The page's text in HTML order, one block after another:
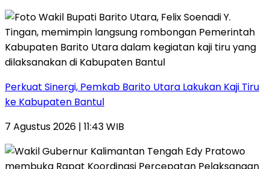
Perkuat Sinergi, Pemkab Barito Utara Lakukan Kaji Tiru
ke Kabupaten Bantul
7 Agustus 2026 | 11:43 WIB